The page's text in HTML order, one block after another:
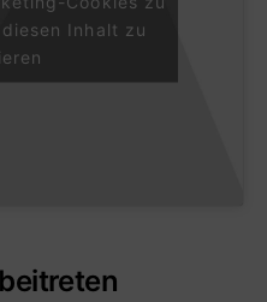
Inhalt zu